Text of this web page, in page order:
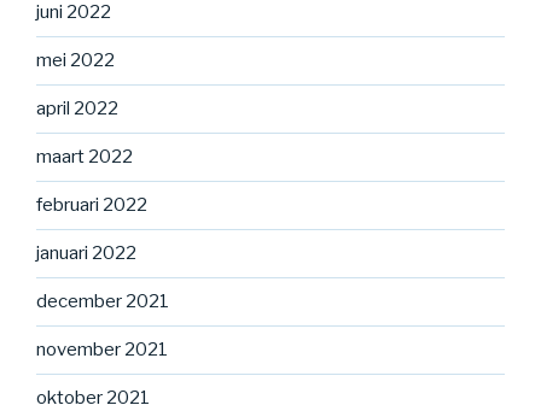
juni 2022
mei 2022
april 2022
maart 2022
februari 2022
januari 2022
december 2021
november 2021
oktober 2021